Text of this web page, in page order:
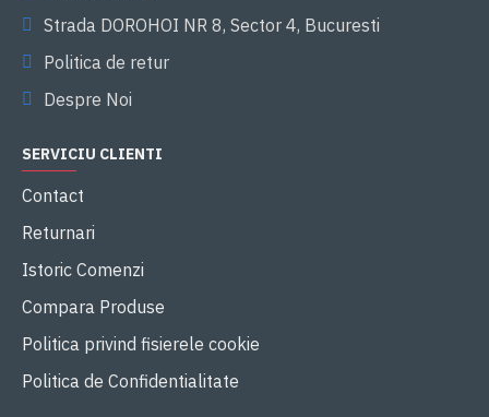
Strada DOROHOI NR 8, Sector 4, Bucuresti
Politica de retur
Despre Noi
SERVICIU CLIENTI
Contact
Returnari
Istoric Comenzi
Compara Produse
Politica privind fisierele cookie
Politica de Confidentialitate